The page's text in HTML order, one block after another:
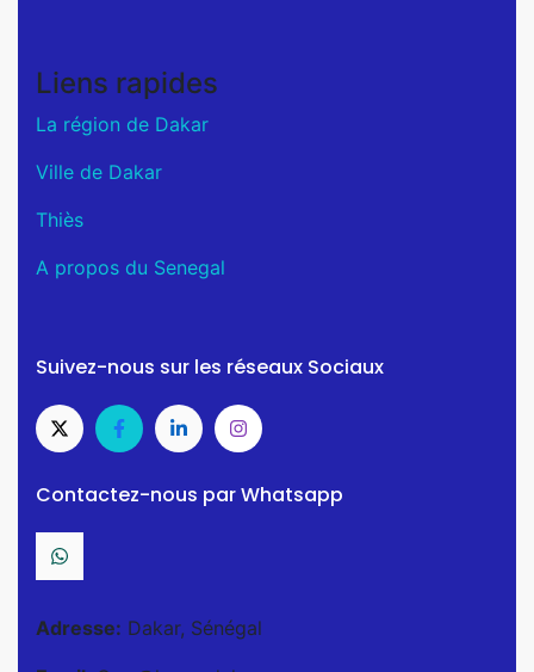
Liens rapides
La région de Dakar
Ville de Dakar
Thiès
A propos du Senegal
Suivez-nous sur les réseaux Sociaux
Contactez-nous par Whatsapp
Adresse: Dakar, Sénégal